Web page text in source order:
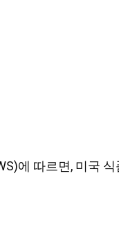
에 따르면, 미국